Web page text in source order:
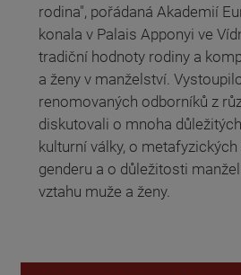
rodina", pořádaná Akademií
konala v Palais Apponyi ve
tradiční hodnoty rodiny a
a ženy v manželství.
renomovaných odborníků z
diskutovali o mnoha
kulturní války, o
genderu a o důležitosti
vztahu muže a ženy.